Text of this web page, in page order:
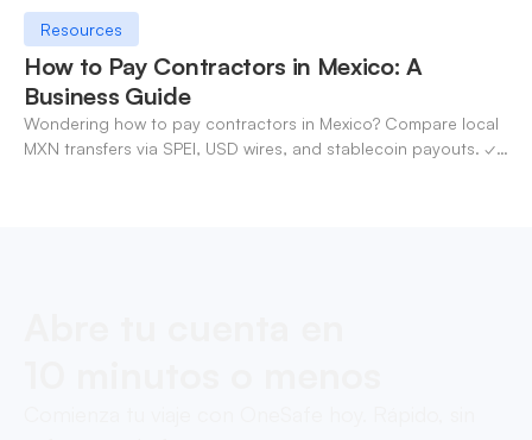
Resources
How to Pay Contractors in Mexico: A
Business Guide
Wondering how to pay contractors in Mexico? Compare local
MXN transfers via SPEI, USD wires, and stablecoin payouts. ✓